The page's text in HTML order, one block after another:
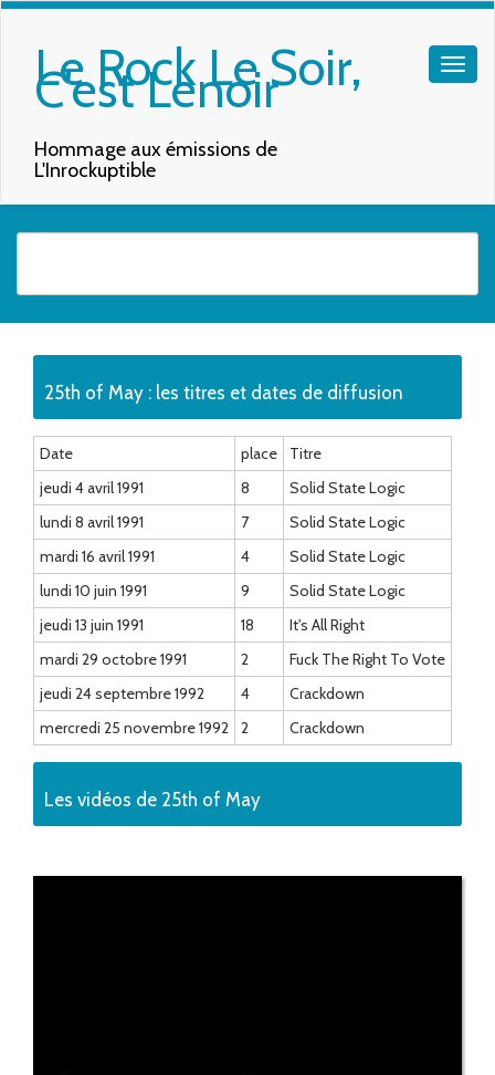
Le Rock Le Soir,
C'est Lenoir
Hommage aux émissions de
L'Inrockuptible
25th of May : les titres et dates de diffusion
Date place
Titre
jeudi 4 avril 1991
8
Solid State Logic
lundi 8 avril 1991
7
Solid State Logic
mardi 16 avril 1991
4
Solid State Logic
lundi 10 juin 1991
9
Solid State Logic
jeudi 13 juin 1991
18
It's All Right
mardi 29 octobre 1991
2
Fuck The Right To Vote
jeudi 24 septembre 1992
4
Crackdown
mercredi 25 novembre 1992
2 Crackdown
Les vidéos de 25th of May